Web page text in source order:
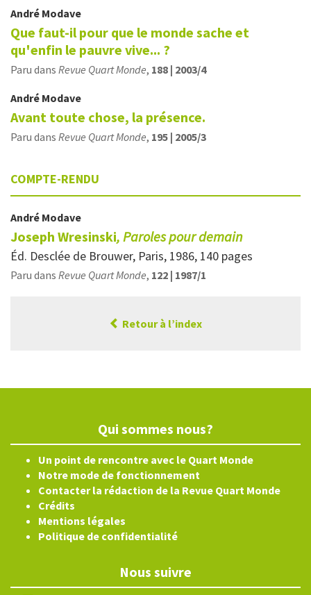
André Modave
Que faut-il pour que le monde sache et
qu'enfin le pauvre vive... ?
Paru dans Revue Quart Monde, 188 | 2003/4
André Modave
Avant toute chose, la présence.
Paru dans Revue Quart Monde, 195 | 2005/3
COMPTE-RENDU
André Modave
Joseph Wresinski, Paroles pour demain
Éd. Desclée de Brouwer, Paris, 1986, 140 pages
Paru dans Revue Quart Monde, 122 | 1987/1
Retour à l’index
Qui sommes nous?
Un point de rencontre avec le Quart Monde
Notre mode de fonctionnement
Contacter la rédaction de la Revue Quart Monde
Crédits
Mentions légales
Politique de confidentialité
Nous suivre